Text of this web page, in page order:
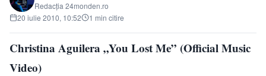
Redacția 24monden.ro
20 iulie 2010, 10:52
1 min citire
Christina Aguilera „You Lost Me” (Official Music
Video)